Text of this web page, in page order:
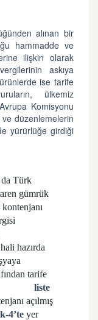
alınan bir
hammadde ve
ilişkin olarak
askıya
ise tarife
ülkemiz
Komisyonu
düzenlemelerin
yürürlüğe girdiği
Türk
gümrük
hali hazırda
tarife
liste
açılmış
4’te yer